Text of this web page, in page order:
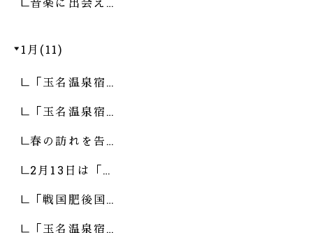
1月(11)
「玉名温泉宿…
「玉名温泉宿…
春の訪れを告…
2月13日は「…
「戦国肥後国…
「玉名温泉宿…